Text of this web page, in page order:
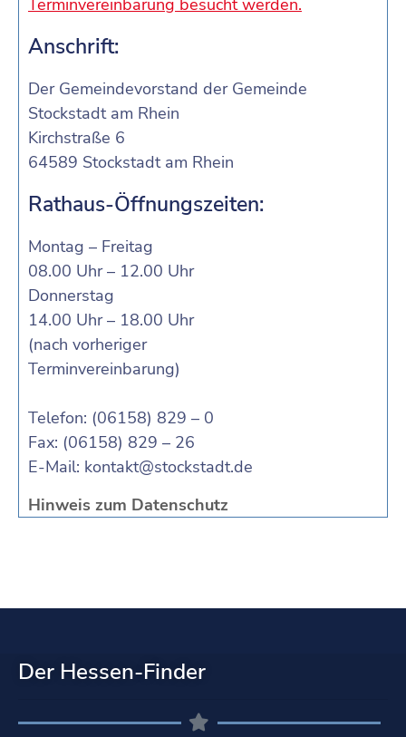
Terminvereinbarung besucht werden.
Anschrift:
Der Gemeindevorstand der Gemeinde
Stockstadt am Rhein
Kirchstraße 6
64589 Stockstadt am Rhein
Rathaus-Öffnungszeiten:
Montag – Freitag
08.00 Uhr – 12.00 Uhr
Donnerstag
14.00 Uhr – 18.00 Uhr
(nach vorheriger
Terminvereinbarung)
Telefon: (06158) 829 – 0
Fax: (06158) 829 – 26
E-Mail: kontakt@stockstadt.de
Hinweis zum Datenschutz
Der Hessen-Finder